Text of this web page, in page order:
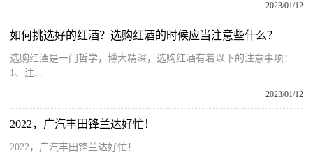
2023/01/12
如何挑选好的红酒？选购红酒的时候应当注意些什么？
选购红酒是一门哲学，博大精深，选购红酒有着以下的注意事项：
1、注...
2023/01/12
2022，广汽丰田锋兰达好忙！
2022，广汽丰田锋兰达好忙！